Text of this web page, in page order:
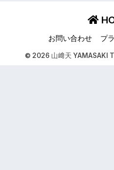
お問い合わせ プ
© 2026 山﨑天 YAMASAKI